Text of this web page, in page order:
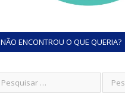
NÃO ENCONTROU O QUE QUERIA?